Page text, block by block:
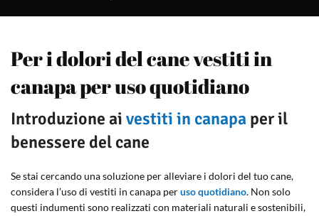
Per i dolori del cane vestiti in
canapa per uso quotidiano
Introduzione ai vestiti in canapa per il
benessere del cane
Se stai cercando una soluzione per alleviare i dolori del tuo cane,
considera l’uso di vestiti in canapa peruso quotidiano. Non solo
questi indumenti sono realizzati con materiali naturali e sostenibili,